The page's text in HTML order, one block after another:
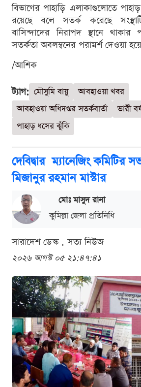
বিভাগের পাহাড়ি এলাকাগুলোতে
রয়েছে বলে সতর্ক করেছে
বাসিন্দাদের নিরাপদ স্থানে থাকার
সতর্কতা অবলম্বনের পরামর্শ দেওয়া
/আশিক
ট্যাগ: মৌসুমি বায়ু
আবহাওয়া খবর
আবহাওয়া অধিদপ্তর সতর্কবার্তা
ভারী
পাহাড় ধসের ঝুঁকি
দেবিদ্বার ম্যানেজিং কমিটির
মিজানুর রহমান মাস্টার
মোঃ মাসুদ রানা
কুমিল্লা জেলা প্রতিনিধি
সারাদেশ ডেস্ক . সত্য নিউজ
২০২৬ আগস্ট ০৫ ২১:৪৭:৪১